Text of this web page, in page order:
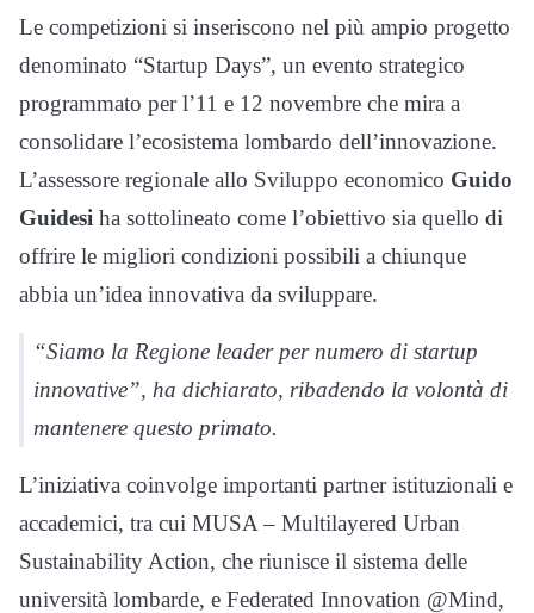
Le competizioni si inseriscono nel più ampio progetto
denominato “Startup Days”, un evento strategico
programmato per l’11 e 12 novembre che mira a
consolidare l’ecosistema lombardo dell’innovazione.
L’assessore regionale allo Sviluppo economico Guido
Guidesi ha sottolineato come l’obiettivo sia quello di
offrire le migliori condizioni possibili a chiunque
abbia un’idea innovativa da sviluppare.
“Siamo la Regione leader per numero di startup
innovative”, ha dichiarato, ribadendo la volontà di
mantenere questo primato.
L’iniziativa coinvolge importanti partner istituzionali e
accademici, tra cui MUSA – Multilayered Urban
Sustainability Action, che riunisce il sistema delle
università lombarde, e Federated Innovation @Mind,